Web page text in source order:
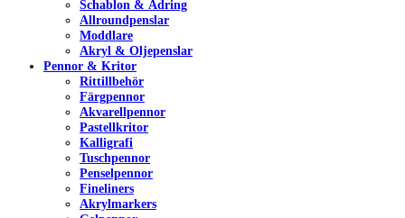
Schablon & Ådring
Allroundpenslar
Moddlare
Akryl & Oljepenslar
Pennor & Kritor
Rittillbehör
Färgpennor
Akvarellpennor
Pastellkritor
Kalligrafi
Tuschpennor
Penselpennor
Fineliners
Akrylmarkers